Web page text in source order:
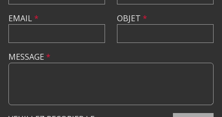
EMAIL* OBJET *
MESSAGE *